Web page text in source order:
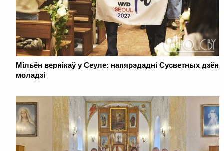
Мільён вернікаў у Сеуле: напярэдадні Сусветных дзён
моладзі